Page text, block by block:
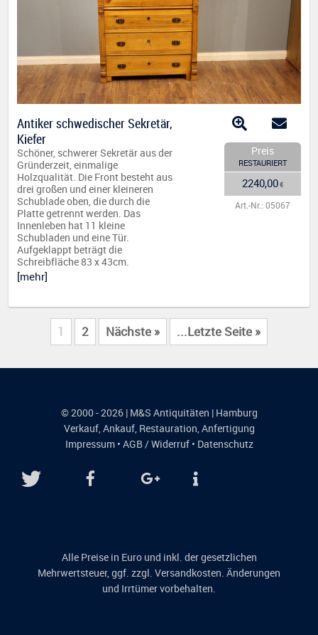
Antiker schwedischer Sekretär,
Kiefer
Schöner, schwerer Sekretär aus der
Gründerzeit, einmalige
Holzqualität. Die Front besteht aus
drei großen und einer kleineren
Schublade oben, die durch die
Platte getrennt werden. Das
Innenleben hat 11 kleine
Schubladen und eine Tür.
Aufgeklappt beträgt die
Schreibfläche 83 x 43cm.
[mehr]
Preis
RESTAURIERT
2240,00€
Art.-Nr.: 05067
1 2 Nächste » ...Letzte Seite »
© 2000 - 2026 | M&S Antiquitäten | Hamburg
Verkauf,Ankauf, Restauration,Anfertigung
Impressum• AGB / Widerruf• Datenschutz
Alle Preise in Euro und inkl. der gesetzlichen
Mehrwertsteuer, ggf. zzgl. Versandkosten. Änderungen
und Irrtümer vorbehalten.